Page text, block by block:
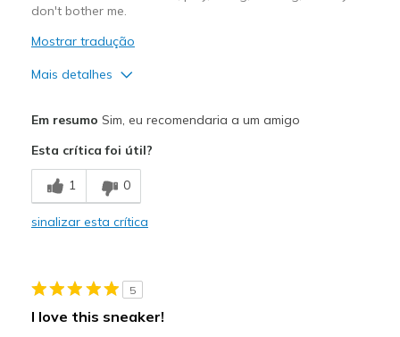
don't bother me.
Mostrar tradução
Mais detalhes
Breathe Well
Comfortable
Melhores utilizações
Em resumo Sim, eu recomendaria a um amigo
Esta crítica foi útil?
1 0
sinalizar esta crítica
5
I love this sneaker!